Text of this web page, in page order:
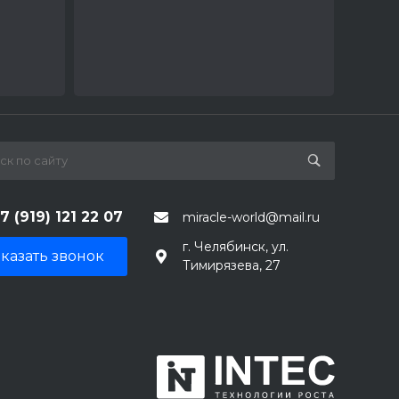
(919) 121 22 07 miracle-world@mail.ru
звонок
г. Челябинск, ул.
Тимирязева, 27